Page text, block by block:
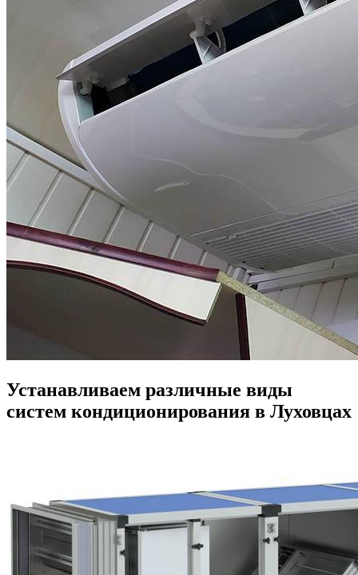
Устанавливаем различные виды
систем кондиционирования в Луховцах